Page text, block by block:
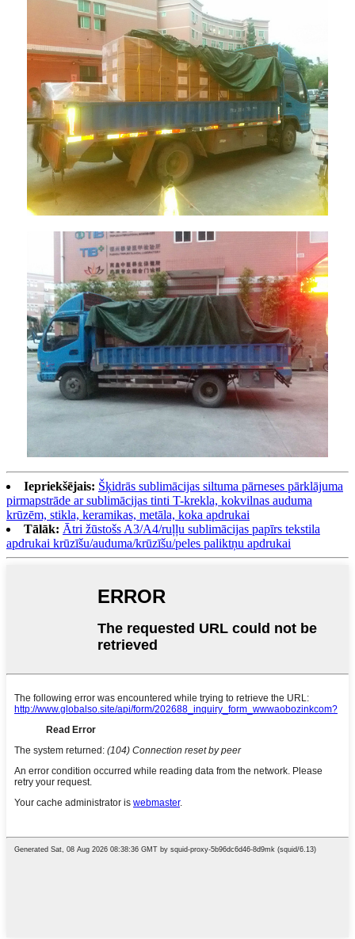
Iepriekšējais: Šķidrās sublimācijas siltuma pārneses pārklājuma
pirmapstrāde ar sublimācijas tinti T-krekla, kokvilnas auduma
krūzēm, stikla, keramikas, metāla, koka apdrukai
Tālāk: Ātri žūstošs A3/A4/ruļļu sublimācijas papīrs tekstila
apdrukai krūzīšu/auduma/krūzīšu/peles paliktņu apdrukai